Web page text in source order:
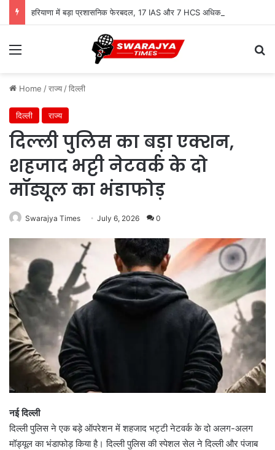
Menu
Home /राज्य /दिल्ली
दिल्ली राज्य
दिल्ली पुलिस का बड़ा एक्शन,
शहजाद भट्टी नेटवर्क के दो
मॉड्यूल का भंडाफोड़
Swarajya Times July 6, 2026 0
नई दिल्ली
दिल्ली पुलिस ने एक बड़े ऑपरेशन में शहजाद भट्टी नेटवर्क के दो अलग-अलग
मॉड्यूल का भंडाफोड़ किया है। दिल्ली पुलिस की स्पेशल सेल ने दिल्ली और पंजाब